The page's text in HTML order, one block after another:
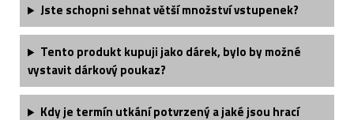
Jste schopni sehnat větší množství vstupenek?
Tento produkt kupuji jako dárek, bylo by možné
vystavit dárkový poukaz?
Kdy je termín utkání potvrzený a jaké jsou hrací